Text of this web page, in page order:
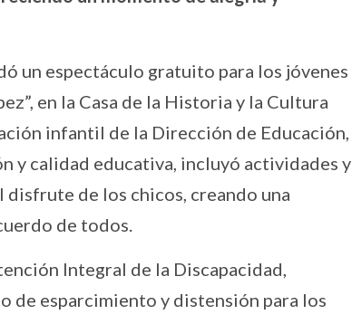
un espectáculo gratuito para los jóvenes
en la Casa de la Historia y la Cultura
infantil de la Dirección de Educación,
y calidad educativa, incluyó actividades y
disfrute de los chicos, creando una
de todos.
Integral de la Discapacidad,
de esparcimiento y distensión para los